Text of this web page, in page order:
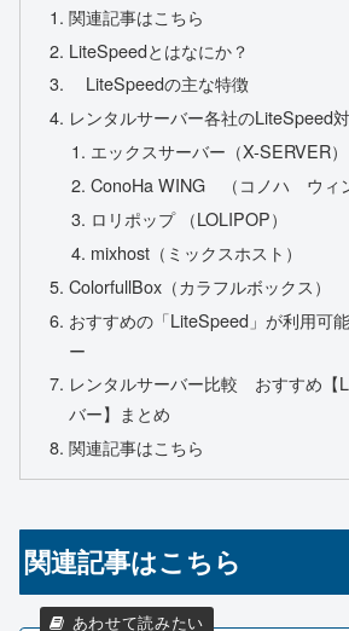
関連記事はこちら
LiteSpeedとはなにか？
LiteSpeedの主な特徴
レンタルサーバー各社のLiteSpeed
エックスサーバー（X-SERVER）
ConoHa WING （コノハ ウィ
ロリポップ （LOLIPOP）
mixhost（ミックスホスト）
ColorfullBox（カラフルボックス）
おすすめの「LiteSpeed」が利用可
ー
レンタルサーバー比較 おすすめ【
バー】まとめ
関連記事はこちら
関連記事はこちら